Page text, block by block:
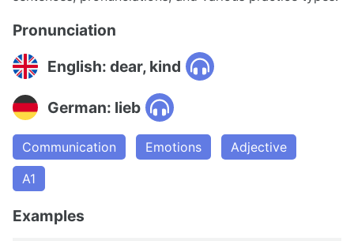
Pronunciation
English: dear, kind
German: lieb
Communication Emotions
Adjective
A1
Examples